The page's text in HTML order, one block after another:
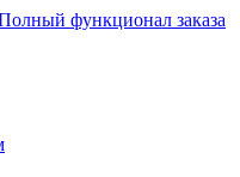
функционал заказа